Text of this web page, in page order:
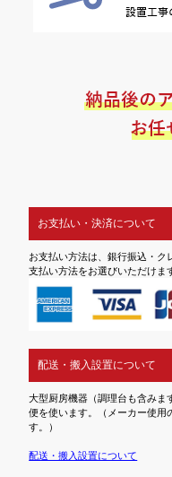
お支払い・決済について
お支払い方法は、銀行振込・ク
支払い方法をお選びいただけま
配送・搬入設置について
大型厨房機器（調理台も含みま
便を使います。（メーカー使用
す。）
配送・搬入設置について